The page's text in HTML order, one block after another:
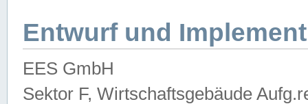
Entwurf und
EES GmbH
Sektor F, Wirtschaftsgebäude